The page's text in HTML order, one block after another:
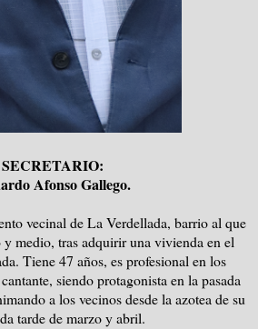
SECRETARIO:
Afonso Gallego.
vecinal de La Verdellada, barrio al que
y medio, tras adquirir una vivienda en el
Tiene 47 años, es profesional en los
siendo protagonista en la pasada
a los vecinos desde la azotea de su
tarde de marzo y abril.